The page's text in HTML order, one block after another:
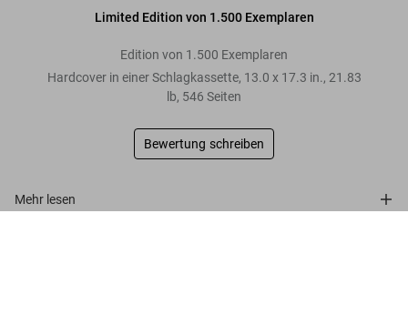
Limited Edition von 1.500 Exemplaren
Edition von 1.500 Exemplaren
Hardcover in einer Schlagkassette, 13.0 x 17.3 in., 21.83
lb, 546 Seiten
Bewertung schreiben
Mehr lesen